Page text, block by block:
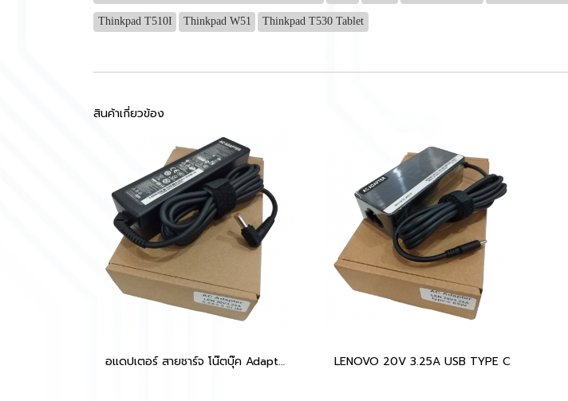
Thinkpad T510I Thinkpad W51 Thinkpad T530 Tablet
สินค้าเกี่ยวข้อง
อแดปเตอร์ สายชาร์จ โน๊ตบุ๊ค Adapter Lenovo 20V 3.25A (5.5*2.5) Laptop Charger Adapter เเท้ LENOVO 20V 3.25A USB TYPE C